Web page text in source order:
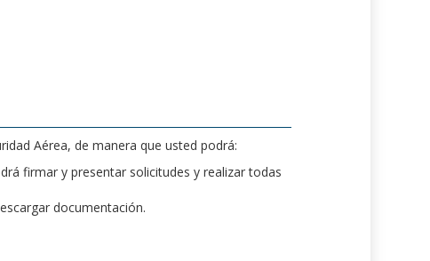
Aérea, de manera que usted podrá:
firmar y presentar solicitudes y realizar todas
documentación.